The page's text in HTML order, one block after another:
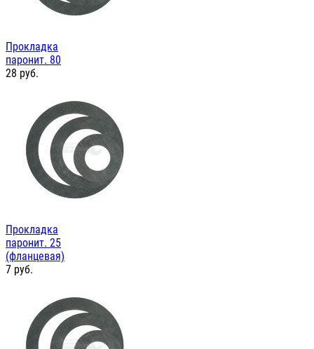
Прокладка
паронит. 80
28 руб.
Прокладка
паронит. 25
(фланцевая)
7 руб.